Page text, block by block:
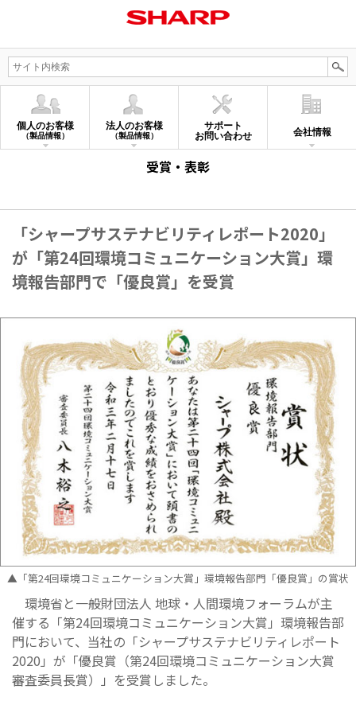
個人のお客様
（製品情報）
法人のお客様
（製品情報）
サポート
お問い合わせ
会社情報
受賞・表彰
「シャープサステナビリティレポート2020」
が「第24回環境コミュニケーション大賞」環
境報告部門で「優良賞」を受賞
▲「第24回環境コミュニケーション大賞」環境報告部門「優良賞」の賞状
環境省と一般財団法人 地球・人間環境フォーラムが主
催する「第24回環境コミュニケーション大賞」環境報告部
門において、当社の「シャープサステナビリティレポート
2020」が「優良賞（第24回環境コミュニケーション大賞
審査委員長賞）」を受賞しました。